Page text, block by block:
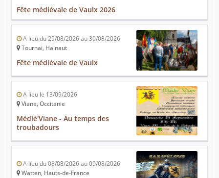
Fête médiévale de Vaulx 2026
A lieu du 29/08/2026 au 30/08/2026
Tournai, Hainaut
Fête médiévale de Vaulx
A lieu le 13/09/2026
Viane, Occitanie
Médié'Viane - Au temps des
troubadours
A lieu du 08/08/2026 au 09/08/2026
Watten, Hauts-de-France